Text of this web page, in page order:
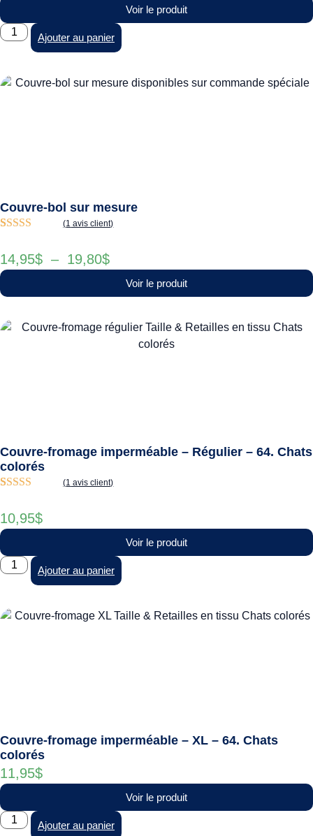
Voir le produit
Ajouter au panier
Couvre-bol sur mesure
5 basé sur
notation
client
(1 avis client)
14,95$ – 19,80$
Voir le produit
Couvre-fromage imperméable – Régulier – 64. Chats
colorés
5 basé sur
notation
client
(1 avis client)
10,95$
Voir le produit
Ajouter au panier
Couvre-fromage imperméable – XL – 64. Chats
colorés
11,95$
Voir le produit
Ajouter au panier